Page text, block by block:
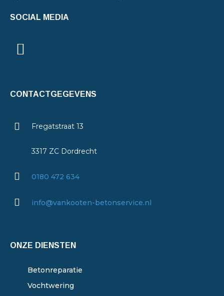
SOCIAL MEDIA
CONTACTGEGEVENS
Fregatstraat 13
3317 ZC Dordrecht
0180 472 634
info@vankooten-betonservice.nl
ONZE DIENSTEN
Betonreparatie
Vochtwering